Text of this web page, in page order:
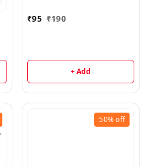
₹95 ₹190
+ Add
50%off